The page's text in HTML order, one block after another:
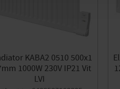
KABA2 0510 500x1
1000W 230V IP21 Vit
LVI